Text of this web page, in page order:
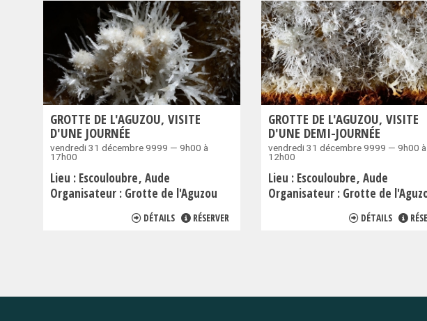
GROTTE DE L'AGUZOU, VISITE
D'UNE JOURNÉE
vendredi 31 décembre 9999 — 9h00 à
17h00
Lieu : Escouloubre Aude
Organisateur : Grotte de l'Aguzou
DÉTAILS RÉSERVER
GROTTE DE L'AGUZOU, VISITE
D'UNE DEMI-JOURNÉE
vendredi 31 décembre 9999 — 9h00 à
12h00
Lieu : Escouloubre Aude
Organisateur : Grotte de
DÉTAILS